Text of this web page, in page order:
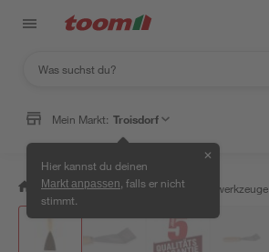
Mein Markt: Troisdorf
Hier kannst du deinen
Markt anpassen , falls er nicht
stimmt.
✕
/ Werkstatt & Maschinen / Handwerkzeuge